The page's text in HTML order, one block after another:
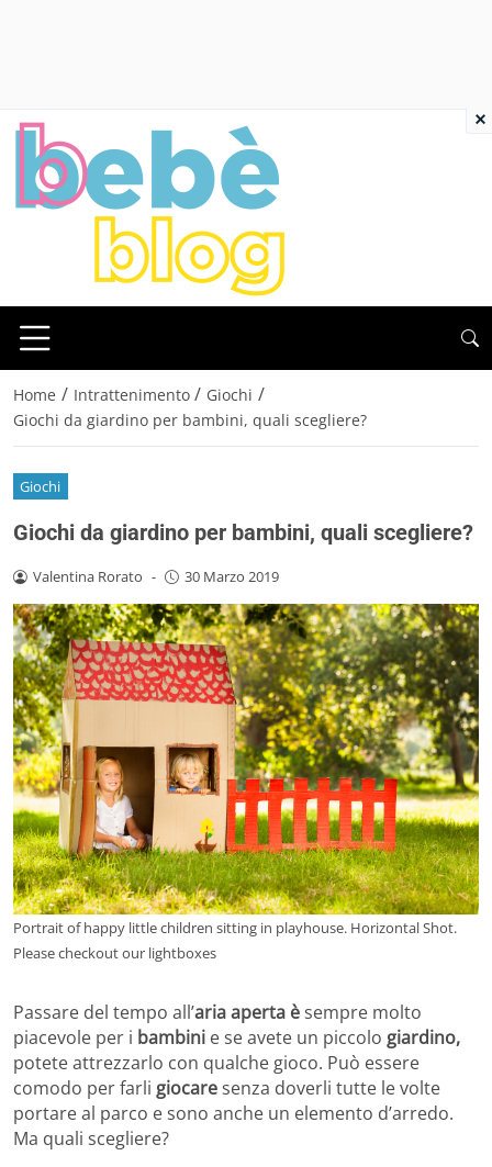
Home / Intrattenimento / Giochi /
Giochi da giardino per bambini, quali scegliere?
Giochi
Giochi da giardino per bambini, quali scegliere?
Valentina Rorato - 30 Marzo 2019
Portrait of happy little children sitting in playhouse. Horizontal Shot.
Please checkout our lightboxes
Passare del tempo all’aria aperta èsempre molto
piacevole per i bambini e se avete un piccolo giardino,
potete attrezzarlo con qualche gioco. Può essere
comodo per farli giocaresenza doverli tutte le volte
portare al parco e sono anche un elemento d’arredo.
Ma quali scegliere?
×